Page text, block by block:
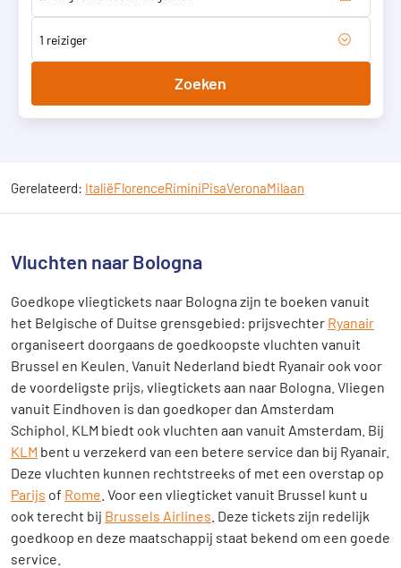
1 reiziger
Zoeken
Gerelateerd: ItaliëFlorenceRiminiPisaVeronaMilaan
Vluchten naar Bologna
Goedkope vliegtickets naar Bologna zijn te boeken vanuit
het Belgische of Duitse grensgebied: prijsvechter Ryanair
organiseert doorgaans de goedkoopste vluchten vanuit
Brussel en Keulen. Vanuit Nederland biedt Ryanair ook voor
de voordeligste prijs, vliegtickets aan naar Bologna. Vliegen
vanuit Eindhoven is dan goedkoper dan Amsterdam
Schiphol. KLM biedt ook vluchten aan vanuit Amsterdam. Bij
KLM bent u verzekerd van een betere service dan bij Ryanair.
Deze vluchten kunnen rechtstreeks of met een overstap op
Parijs of Rome . Voor een vliegticket vanuit Brussel kunt u
ook terecht bij Brussels Airlines . Deze tickets zijn redelijk
goedkoop en deze maatschappij staat bekend om een goede
service.